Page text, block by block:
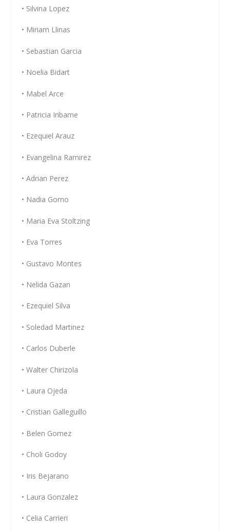
• Silvina Lopez
• Miriam Llinas
• Sebastian Garcia
• Noelia Bidart
• Mabel Arce
• Patricia Iribarne
• Ezequiel Arauz
• Evangelina Ramirez
• Adrian Perez
• Nadia Gorno
• Maria Eva Stoltzing
• Eva Torres
• Gustavo Montes
• Nelida Gazan
• Ezequiel Silva
• Soledad Martinez
• Carlos Duberle
• Walter Chirizola
• Laura Ojeda
• Cristian Galleguillo
• Belen Gomez
• Choli Godoy
• Iris Bejarano
• Laura Gonzalez
• Celia Carrieri